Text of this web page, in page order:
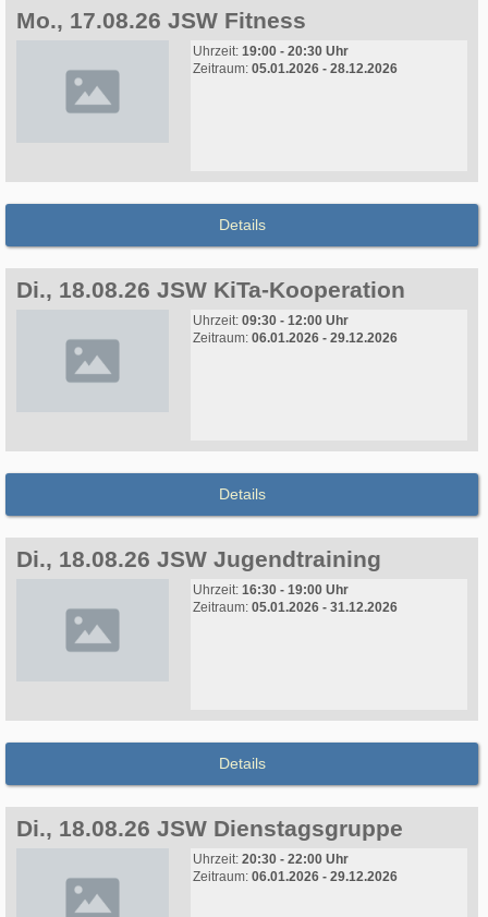
Mo., 17.08.26 JSW Fitness
Uhrzeit: 19:00 - 20:30 Uhr
Zeitraum: 05.01.2026 - 28.12.2026
Details
Di., 18.08.26 JSW KiTa-Kooperation
Uhrzeit: 09:30 - 12:00 Uhr
Zeitraum: 06.01.2026 - 29.12.2026
Details
Di., 18.08.26 JSW Jugendtraining
Uhrzeit: 16:30 - 19:00 Uhr
Zeitraum: 05.01.2026 - 31.12.2026
Details
Di., 18.08.26 JSW Dienstagsgruppe
Uhrzeit: 20:30 - 22:00 Uhr
Zeitraum: 06.01.2026 - 29.12.2026